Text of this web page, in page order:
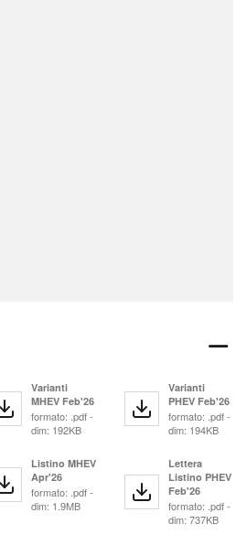
Varianti
MHEV Feb'26
formato: .pdf -
dim: 192KB
Varianti
PHEV Feb'26
formato: .pdf -
dim: 194KB
Listino MHEV
Apr'26
formato: .pdf -
dim: 1.9MB
Lettera
Listino PHEV
Feb'26
formato: .pdf -
dim: 737KB